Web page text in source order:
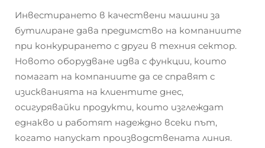
Инвестирането в качествени машини за
бутилиране дава предимство на компаниите
при конкурирането с други в техния сектор.
Новото оборудване идва с функции, които
помагат на компаниите да се справят с
изискванията на клиентите днес,
осигурявайки продукти, които изглеждат
еднакво и работят надеждно всеки път,
когато напускат производствената линия.